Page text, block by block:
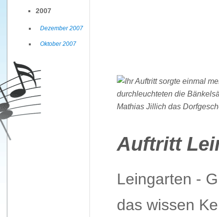
2007
Dezember 2007
Oktober 2007
Auftritt
Leingarten -
das wissen